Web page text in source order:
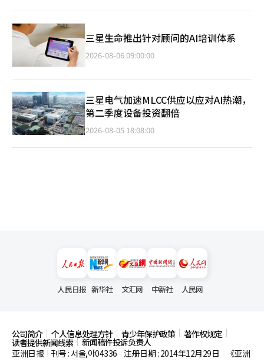
三星生命推出针对顾问的AI培训体系
2026-08-06 09:00:00
三星电气加速MLCC供应以应对AI热潮，
第二季度设备投资翻倍
2026-08-05 18:08:00
人民日报 新华社 文汇网 中新社 人民网
公司简介 个人信息处理方针 青少年保护政策 著作权规定
读者提供新闻线索
新闻稿件投诉负责人
亚洲日报
刊号 : 서울,아04336 注册日期 : 2014年12月29日
《亚洲